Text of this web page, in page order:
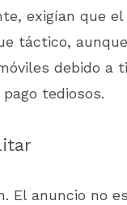
exigían que el
táctico,
debido a
tediosos.
El anuncio no